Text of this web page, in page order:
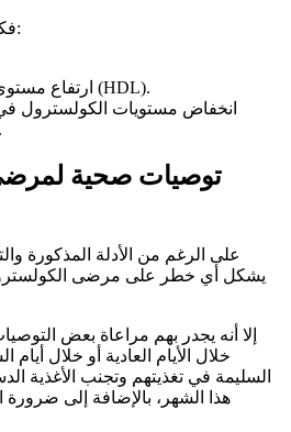
فكانت النتائج مبشرة، كما يلي:
ارتفاع مستوى الكولسترول الحميد (HDL).
الصيام لمدة 6 أسابيع.
توصيات صحية
على الرغم من الأدلة المذكورة
يشكل أي خطر على مرضى
إلا أنه يجدر بهم مراعاة بعض
خلال الأيام العادية أو خلال أيام
السليمة في تغذيتهم وتجنب الأغذية
هذا الشهر، بالإضافة إلى